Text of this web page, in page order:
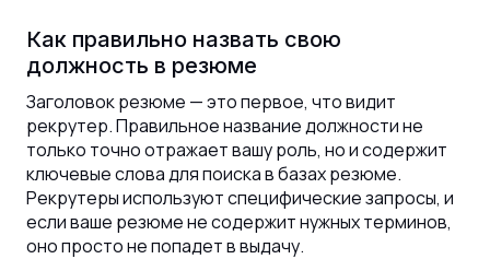
Как правильно назвать свою
должность в резюме
Заголовок резюме — это первое, что видит
рекрутер. Правильное название должности не
только точно отражает вашу роль, но и содержит
ключевые слова для поиска в базах резюме.
Рекрутеры используют специфические запросы, и
если ваше резюме не содержит нужных терминов,
оно просто не попадет в выдачу.